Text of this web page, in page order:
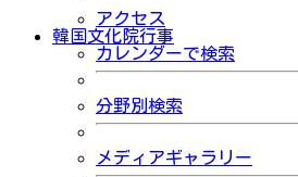
アクセス
韓国文化院行事
カレンダーで検索
分野別検索
メディアギャラリー